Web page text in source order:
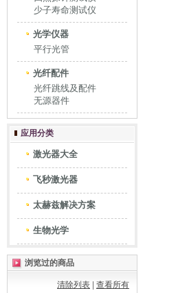
少子寿命测试仪
光学仪器
平行光管
光纤配件
光纤跳线及配件
无源器件
应用分类
激光器大全
飞秒激光器
太赫兹解决方案
生物光学
浏览过的商品
清除列表 查看所有